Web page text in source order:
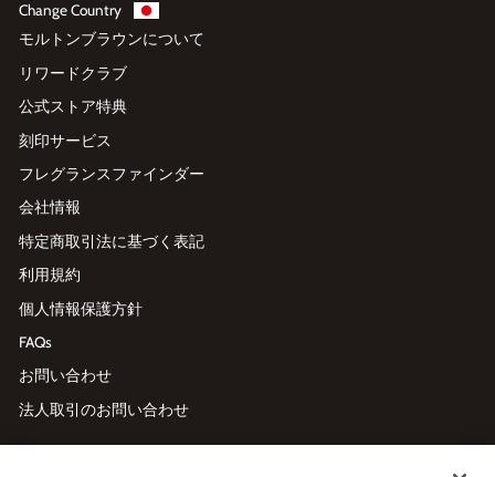
Change Country
モルトンブラウンについて
リワードクラブ
公式ストア特典
刻印サービス
フレグランスファインダー
会社情報
特定商取引法に基づく表記
利用規約
個人情報保護方針
FAQs
お問い合わせ
法人取引のお問い合わせ